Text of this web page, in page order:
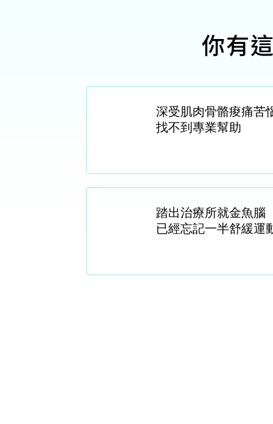
你有
深受肌肉骨骼痠痛苦
​找不到專業幫助
踏出治療所就金魚腦
已經忘記一半舒緩運